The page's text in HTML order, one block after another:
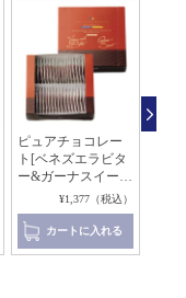
ピュアチョコレー
ト[ベネズエラビタ
ー&ガーナスイー
¥1,377（税込）
カートに入れる